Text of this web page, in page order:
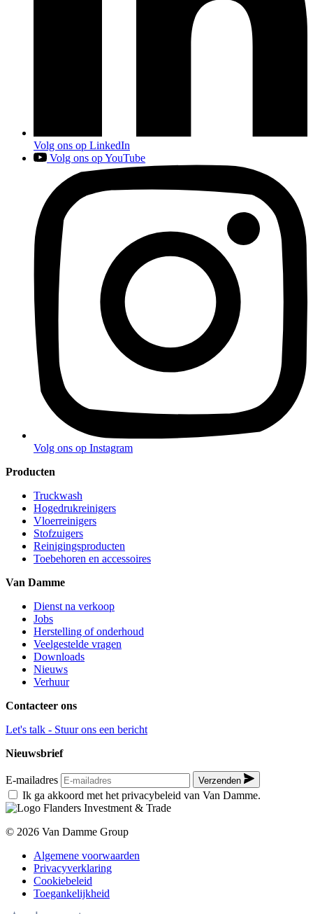
Volg ons op LinkedIn
Volg ons op YouTube
Volg ons op Instagram
Producten
Truckwash
Hogedrukreinigers
Vloerreinigers
Stofzuigers
Reinigingsproducten
Toebehoren en accessoires
Van Damme
Dienst na verkoop
Jobs
Herstelling of onderhoud
Veelgestelde vragen
Downloads
Nieuws
Verhuur
Contacteer ons
Let's talk - Stuur ons een bericht
Nieuwsbrief
E-mailadres Verzenden
Ik ga akkoord met het privacybeleid van Van Damme.
© 2026 Van Damme Group
Algemene voorwaarden
Privacyverklaring
Cookiebeleid
Toegankelijkheid